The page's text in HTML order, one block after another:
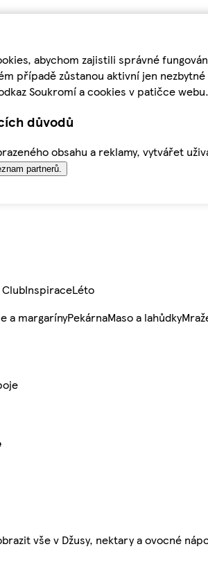
abychom zajistili správné
případě zůstanou aktivní jen
Soukromí a cookies v patičce webu.
důvodů
obsahu a reklamy, vytvářet
partnerů.
InspiraceLéto
a margarínyPekárnaMaso a lahůdky
vše v Džusy, nektary a ovocné